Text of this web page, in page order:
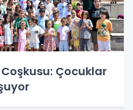
Coşkusu: Çocuklar